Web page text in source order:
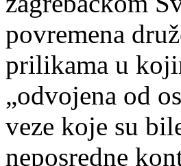
povremena
prilikama u
„odvojena od
veze koje su
neposredne